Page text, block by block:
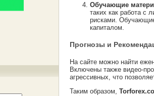
Обучающие
таких как работа с
рисками.
капиталом.
Прогнозы и
На сайте можно найти
Включены также видео-
агрессивных, что
Таким образом,